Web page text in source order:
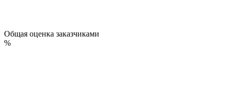
Общая оценка заказчиками
%